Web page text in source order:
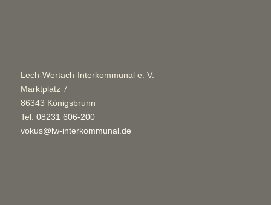
Lech-Wertach-Interkommunal e. V.
Marktplatz 7
86343 Königsbrunn
Tel. 08231 606-200
vokus@lw-interkommunal.de